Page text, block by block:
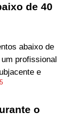
de 40
abaixo de
profissional
e
5
o